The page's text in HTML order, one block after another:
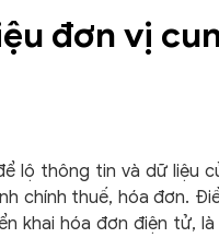
đơn vị
lộ thông tin và dữ liệu
chính thuế, hóa đơn.
khai hóa đơn điện tử,